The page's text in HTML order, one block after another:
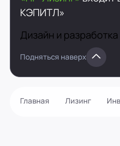
Главная Лизинг
КЭПИТЛ»
Дизайн и
Подняться наверх